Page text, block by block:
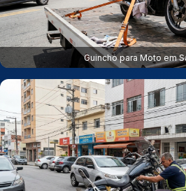
Guincho para Moto em